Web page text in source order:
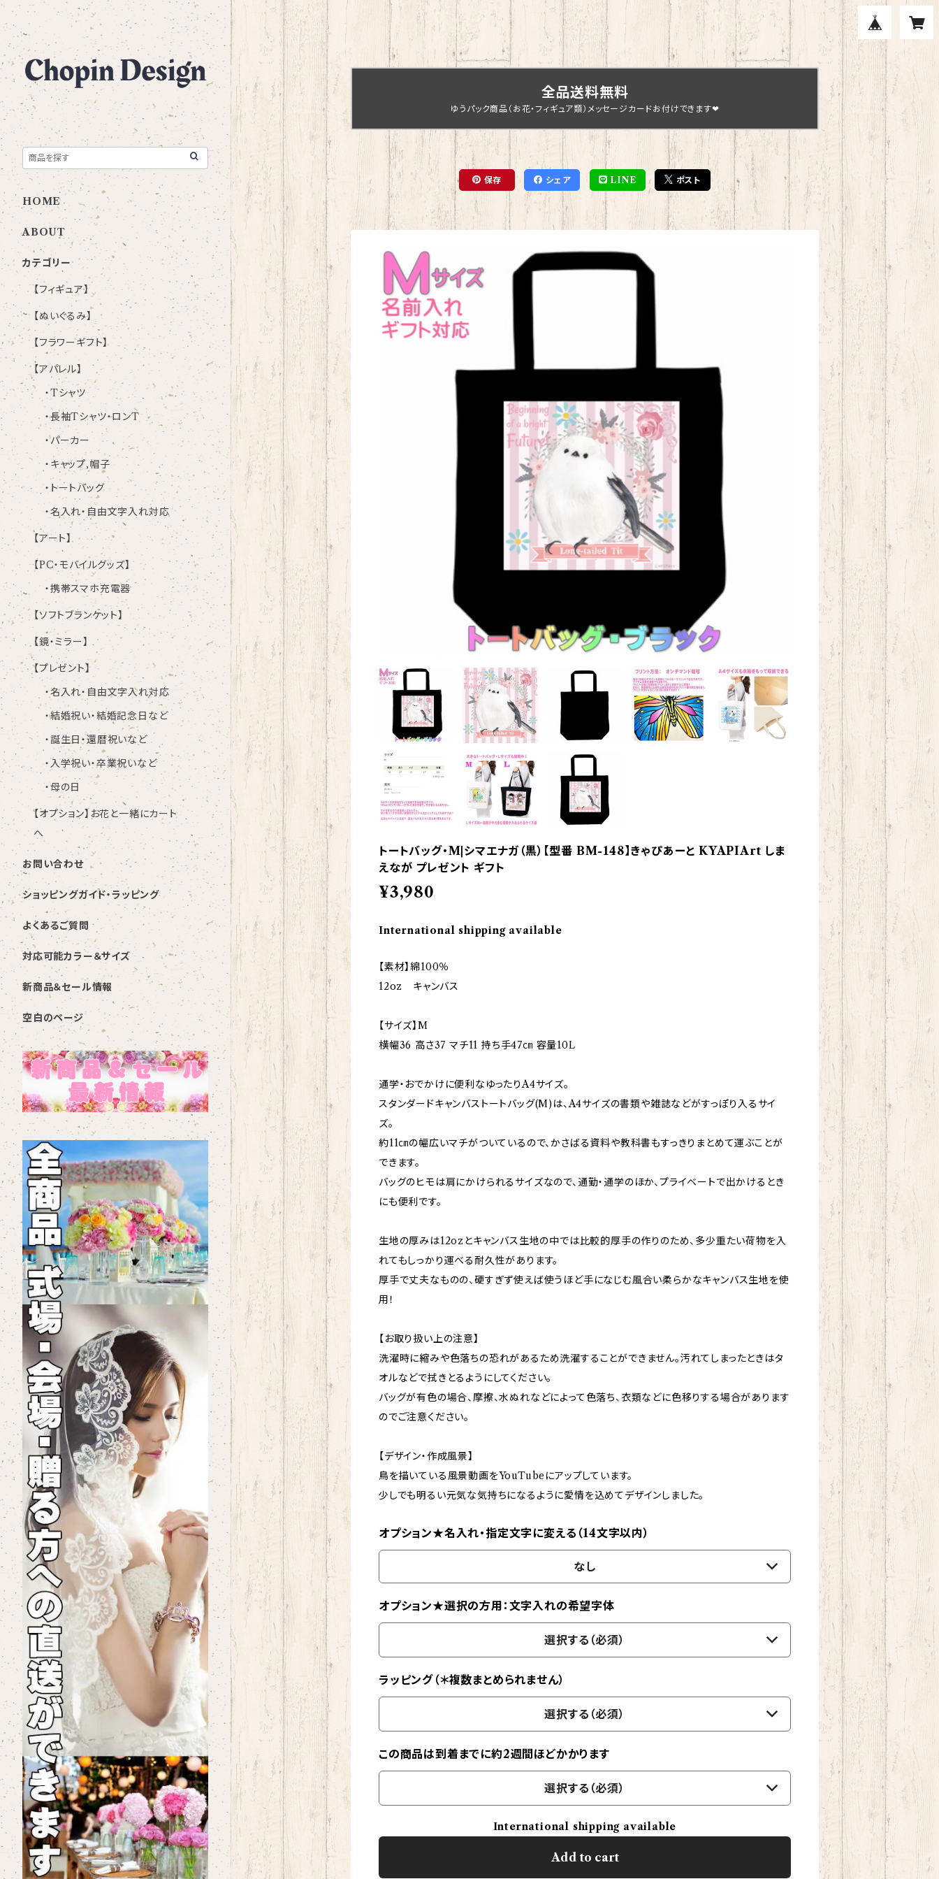
全品送料無料
ゆうパック商品（お花・フィギュア類）メッセージカードお付けできます❤
保存 シェア LINE ポスト
トートバッグ・M|シマエナガ（黒）【型番 BM-148】きゃぴあーと KYAPIArt しま
えなが プレゼント ギフト
¥3,980
International shipping available
【素材】綿100％
12oz キャンバス
【サイズ】M
横幅36 高さ37 マチ11 持ち手47㎝ 容量10L
通学・おでかけに便利なゆったりA4サイズ。
スタンダードキャンバストートバッグ(M)は、A4サイズの書類や雑誌などがすっぽり入るサイ
ズ。
約11㎝の幅広いマチがついているので、かさばる資料や教科書もすっきりまとめて運ぶことが
できます。
バッグのヒモは肩にかけられるサイズなので、通勤・通学のほか、プライベートで出かけるとき
にも便利です。
生地の厚みは12ozとキャンバス生地の中では比較的厚手の作りのため、多少重たい荷物を入
れてもしっかり運べる耐久性があります。
厚手で丈夫なものの、硬すぎず使えば使うほど手になじむ風合い柔らかなキャンバス生地を使
用！
【お取り扱い上の注意】
洗濯時に縮みや色落ちの恐れがあるため洗濯することができません。汚れてしまったときはタ
オルなどで拭きとるようにしてください。
バッグが有色の場合、摩擦、水ぬれなどによって色落ち、衣類などに色移りする場合があります
のでご注意ください。
【デザイン・作成風景】
鳥を描いている風景動画をYouTubeにアップしています。
少しでも明るい元気な気持ちになるように愛情を込めてデザインしました。
オプション★名入れ・指定文字に変える（14文字以内）
なし
オプション★選択の方用：文字入れの希望字体
選択する（必須）
ラッピング（＊複数まとめられません）
選択する（必須）
この商品は到着までに約2週間ほどかかります
選択する（必須）
International shipping available
Add to cart
HOME
ABOUT
カテゴリー
【フィギュア】
【ぬいぐるみ】
【フラワーギフト】
【アパレル】
・Tシャツ
・長袖Tシャツ・ロンT
・パーカー
・キャップ,帽子
・トートバッグ
・名入れ・自由文字入れ対応
【アート】
【PC・モバイルグッズ】
・携帯スマホ充電器
【ソフトブランケット】
【鏡・ミラー】
【プレゼント】
・名入れ・自由文字入れ対応
・結婚祝い・結婚記念日など
・誕生日・還暦祝いなど
・入学祝い・卒業祝いなど
・母の日
【オプション】お花と一緒にカート
へ
お問い合わせ
ショッピングガイド・ラッピング
よくあるご質問
対応可能カラー＆サイズ
新商品＆セール情報
空白のページ